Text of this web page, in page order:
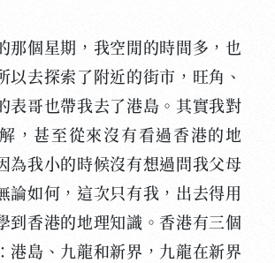
個星期，我空閒的時間多，也
以去探索了附近的街市，旺角、
表哥也帶我去了港島。其實我對
，甚至從來沒有看過香港的地
為我小的時候沒有想過問我父母
論如何，這次只有我，出去得用
到香港的地理知識。香港有三個
港島、九龍和新界，九龍在新界